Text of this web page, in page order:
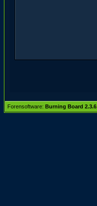
Forensoftware: Burning Board 2.3.6